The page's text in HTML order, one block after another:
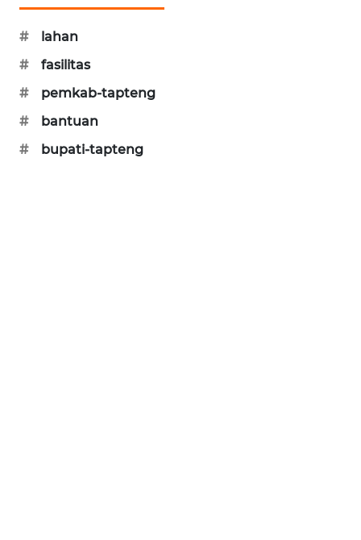
#
lahan
#
fasilitas
#
pemkab-tapteng
#
bantuan
#
bupati-tapteng
PERAPKI
SONYA
NEWS